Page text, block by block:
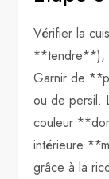
Vérifier la
**tendre**),
Garnir de
ou de persil.
couleur
intérieure
grâce à la